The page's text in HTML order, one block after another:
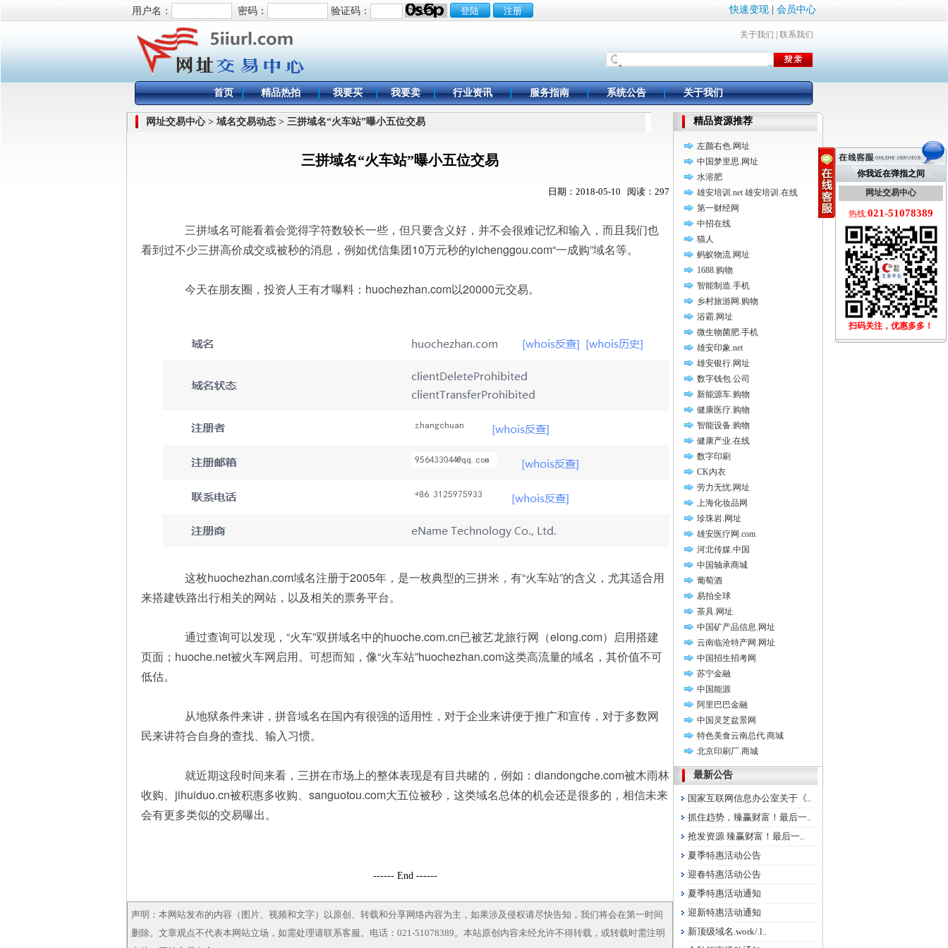
快速变现| 会员中心
用户名： 密码： 验证码：
你我近在弹指之间
网址交易中心
热线:021-51078389
扫码关注，优惠多多！
关于我们 联系我们
首页 精品热拍 我要买 我要卖 行业资讯 服务指南 系统公告 关于我们
网址交易中心 > 域名交易动态 > 三拼域名“火车站”曝小五位交易
三拼域名“火车站”曝小五位交易
日期：2018-05-10 阅读：297
三拼域名可能看着会觉得字符数较长一些，但只要含义好，并不会很难记忆和输入，而且我们也
看到过不少三拼高价成交或被秒的消息，例如优信集团10万元秒的yichenggou.com“一成购”域名等。
今天在朋友圈，投资人王有才曝料：huochezhan.com以20000元交易。
这枚huochezhan.com域名注册于2005年，是一枚典型的三拼米，有“火车站”的含义，尤其适合用
来搭建铁路出行相关的网站，以及相关的票务平台。
通过查询可以发现，“火车”双拼域名中的huoche.com.cn已被艺龙旅行网（elong.com）启用搭建
页面；huoche.net被火车网启用。可想而知，像“火车站”huochezhan.com这类高流量的域名，其价值不可
低估。
从地狱条件来讲，拼音域名在国内有很强的适用性，对于企业来讲便于推广和宣传，对于多数网
民来讲符合自身的查找、输入习惯。
就近期这段时间来看，三拼在市场上的整体表现是有目共睹的，例如：diandongche.com被木雨林
收购、jihuiduo.cn被积惠多收购、sanguotou.com大五位被秒，这类域名总体的机会还是很多的，相信未来
会有更多类似的交易曝出。
------ End ------
声明：本网站发布的内容（图片、视频和文字）以原创、转载和分享网络内容为主，如果涉及侵权请尽快告知，我们将会在第一时间
删除。文章观点不代表本网站立场，如需处理请联系客服。电话：021-51078389。本站原创内容未经允许不得转载，或转载时需注明
精品资源推荐
左颜右色.网址
中国梦里思.网址
水溶肥
雄安培训.net 雄安培训.在线
第一财经网
中招在线
猫人
蚂蚁物流.网址
1688.购物
智能制造.手机
乡村旅游网.购物
浴霸.网址
微生物菌肥.手机
雄安印象.net
雄安银行.网址
数字钱包.公司
新能源车.购物
健康医疗.购物
智能设备.购物
健康产业.在线
数字印刷
CK内衣
劳力无忧.网址
上海化妆品网
珍珠岩.网址
雄安医疗网.com
河北传媒.中国
中国轴承商城
葡萄酒
易拍全球
茶具.网址
中国矿产品信息.网址
云南临沧特产网.网址
中国招生招考网
苏宁金融
中国能源
阿里巴巴金融
中国灵芝盆景网
特色美食云南总代.商城
北京印刷厂.商城
最新公告
国家互联网信息办公室关于《..
抓住趋势，臻赢财富！最后一..
抢发资源 臻赢财富！最后一..
夏季特惠活动公告
迎春特惠活动公告
夏季特惠活动通知
迎新特惠活动通知
新顶级域名.work/.l..